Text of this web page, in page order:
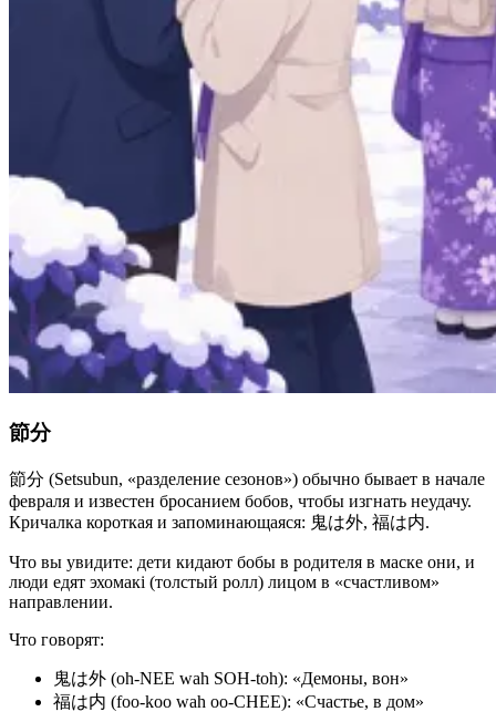
節分
節分 (Setsubun, «разделение сезонов») обычно бывает в начале
февраля и известен бросанием бобов, чтобы изгнать неудачу.
Кричалка короткая и запоминающаяся: 鬼は外, 福は内.
Что вы увидите: дети кидают бобы в родителя в маске они, и
люди едят эхомакі (толстый ролл) лицом в «счастливом»
направлении.
Что говорят:
鬼は外 (oh-NEE wah SOH-toh): «Демоны, вон»
福は内 (foo-koo wah oo-CHEE): «Счастье, в дом»